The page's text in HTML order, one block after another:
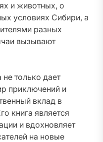
и животных, о
условиях Сибири, а
разных
вызывают
только дает
приключений и
вклад в
книга является
и вдохновляет
на новые